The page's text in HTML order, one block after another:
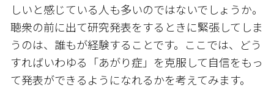
しいと感じている人も多いのではないでしょうか。
聴衆の前に出て研究発表をするときに緊張してしま
うのは、誰もが経験することです。ここでは、どう
すればいわゆる「あがり症」を克服して自信をもっ
て発表ができるようになれるかを考えてみます。